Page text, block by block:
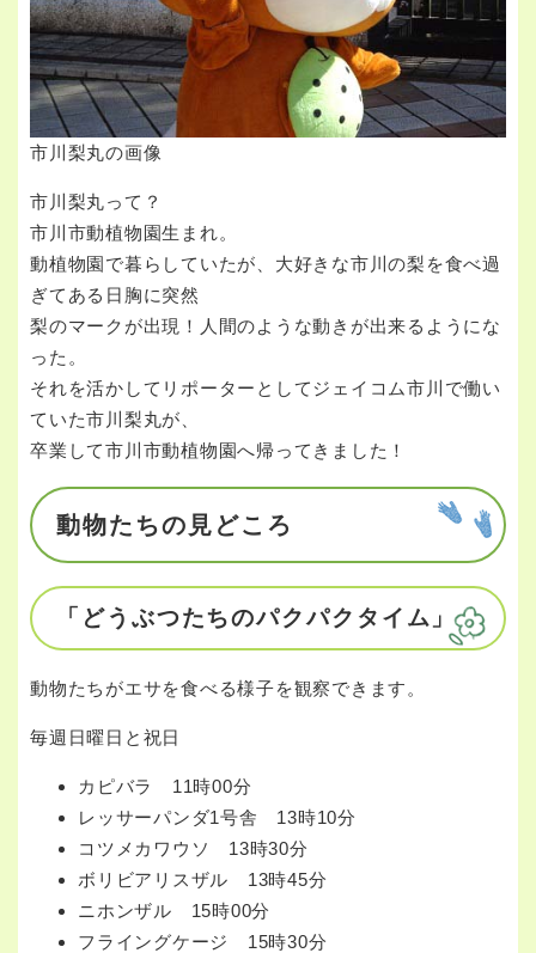
市川梨丸の画像
市川梨丸って？
市川市動植物園生まれ。
動植物園で暮らしていたが、大好きな市川の梨を食べ過
ぎてある日胸に突然
梨のマークが出現！人間のような動きが出来るようにな
った。
それを活かしてリポーターとしてジェイコム市川で働い
ていた市川梨丸が、
卒業して市川市動植物園へ帰ってきました！
動物たちの見どころ
「どうぶつたちのパクパクタイム」
動物たちがエサを食べる様子を観察できます。
毎週日曜日と祝日
カピバラ 11時00分
レッサーパンダ1号舎 13時10分
コツメカワウソ 13時30分
ボリビアリスザル 13時45分
ニホンザル 15時00分
フライングケージ 15時30分